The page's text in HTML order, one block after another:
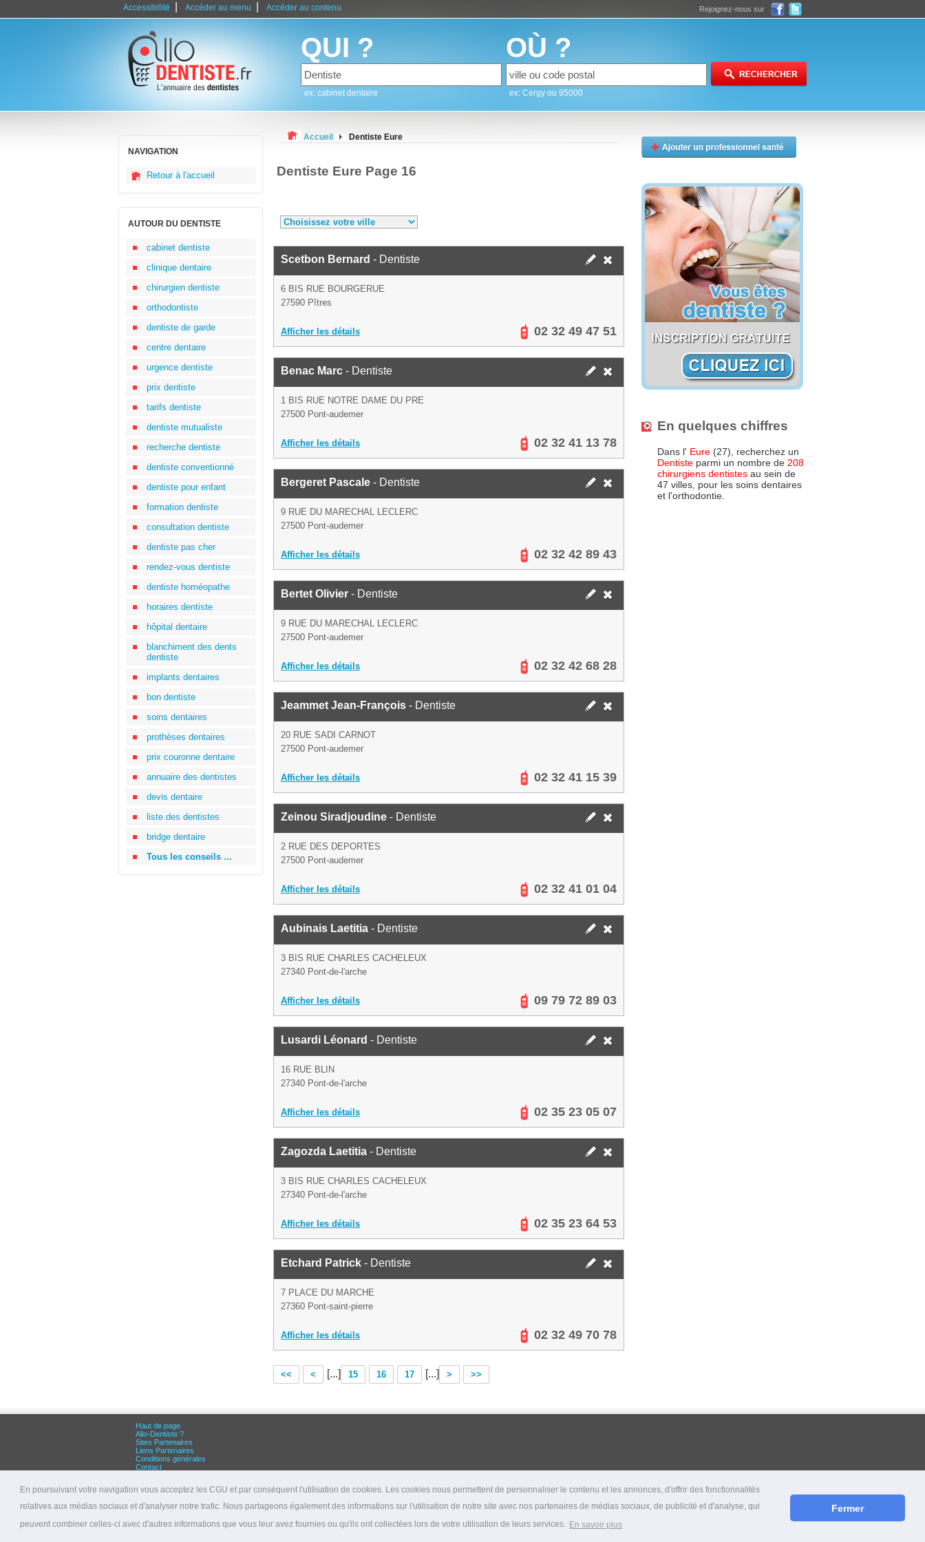
En poursuivant votre navigation vous acceptez les CGU et par conséquent l'utilisation de cookies. Les cookies nous permettent de personnaliser le contenu et les annonces, d'offrir des fonctionnalités
relatives aux médias sociaux et d'analyser notre trafic. Nous partageons également des informations sur l'utilisation de notre site avec nos partenaires de médias sociaux, de publicité et d'analyse, qui
peuvent combiner celles-ci avec d'autres informations que vous leur avez fournies ou qu'ils ont collectées lors de votre utilisation de leurs services. En savoir plus
Fermer
Accessibilité Accéder au menu Accéder au contenu Rejoignez-nous sur
QUI ?
ex: cabinet dentaire
OÙ ?
ex: Cergy ou 95000
NAVIGATION
Retour à l'accueil
AUTOUR DU DENTISTE
cabinet dentiste
clinique dentaire
chirurgien dentiste
orthodontiste
dentiste de garde
centre dentaire
urgence dentiste
prix dentiste
tarifs dentiste
dentiste mutualiste
recherche dentiste
dentiste conventionné
dentiste pour enfant
formation dentiste
consultation dentiste
dentiste pas cher
rendez-vous dentiste
dentiste homéopathe
horaires dentiste
hôpital dentaire
blanchiment des dents
dentiste
implants dentaires
bon dentiste
soins dentaires
prothèses dentaires
prix couronne dentaire
annuaire des dentistes
devis dentaire
liste des dentistes
bridge dentaire
Tous les conseils ...
Accueil Dentiste Eure
Dentiste Eure Page 16
Scetbon Bernard - Dentiste
6 BIS RUE BOURGERUE
27590 Pîtres
Afficher les détails 02 32 49 47 51
Benac Marc - Dentiste
1 BIS RUE NOTRE DAME DU PRE
27500 Pont-audemer
Afficher les détails 02 32 41 13 78
Bergeret Pascale - Dentiste
9 RUE DU MARECHAL LECLERC
27500 Pont-audemer
Afficher les détails 02 32 42 89 43
Bertet Olivier - Dentiste
9 RUE DU MARECHAL LECLERC
27500 Pont-audemer
Afficher les détails 02 32 42 68 28
Jeammet Jean-François - Dentiste
20 RUE SADI CARNOT
27500 Pont-audemer
Afficher les détails 02 32 41 15 39
Zeinou Siradjoudine - Dentiste
2 RUE DES DEPORTES
27500 Pont-audemer
Afficher les détails 02 32 41 01 04
Aubinais Laetitia - Dentiste
3 BIS RUE CHARLES CACHELEUX
27340 Pont-de-l'arche
Afficher les détails 09 79 72 89 03
Lusardi Léonard - Dentiste
16 RUE BLIN
27340 Pont-de-l'arche
Afficher les détails 02 35 23 05 07
Zagozda Laetitia - Dentiste
3 BIS RUE CHARLES CACHELEUX
27340 Pont-de-l'arche
Afficher les détails 02 35 23 64 53
Etchard Patrick - Dentiste
7 PLACE DU MARCHE
27360 Pont-saint-pierre
Afficher les détails 02 32 49 70 78
<< < [...] 15 16 17 [...] > >>
En quelques chiffres
Dans l' Eure (27), recherchez un
Dentiste parmi un nombre de 208
chirurgiens dentistes au sein de
47 villes, pour les soins dentaires
et l'orthodontie.
Haut de page
Allo-Dentiste ?
Sites Partenaires
Liens Partenaires
Conditions générales
Contact
Dentiste Lyon